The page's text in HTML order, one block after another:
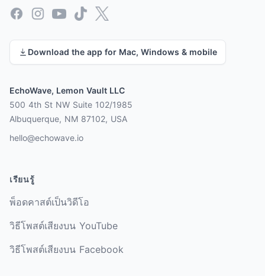
Facebook
InstagramYouTubeTikTok
X
Download the app for Mac, Windows & mobile
EchoWave, Lemon Vault LLC
500 4th St NW Suite 102/1985
Albuquerque, NM 87102, USA
hello@echowave.io
เรียนรู้
พ็อดคาสต์เป็นวิดีโอ
วิธีโพสต์เสียงบน YouTube
วิธีโพสต์เสียงบน Facebook